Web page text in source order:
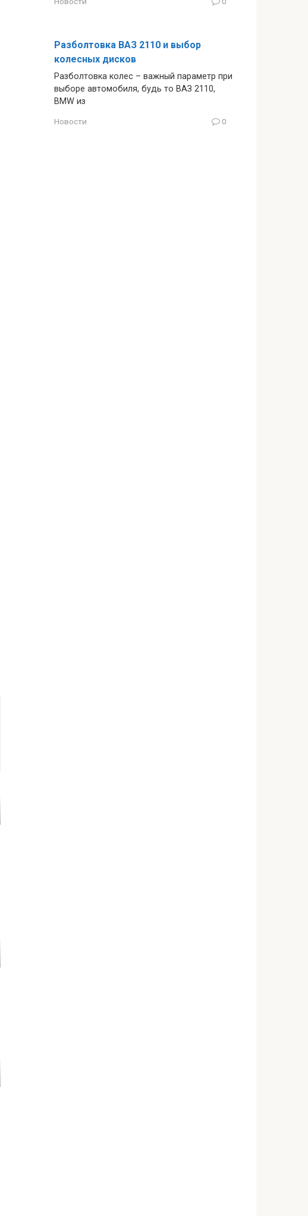
Разболтовка ВАЗ 2110 и выбор
колесных дисков
Разболтовка колес – важный параметр при
выборе автомобиля, будь то ВАЗ 2110,
BMW из
Новости 0